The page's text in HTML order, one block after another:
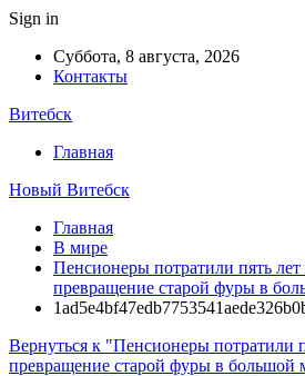
Sign in
Суббота, 8 августа, 2026
Контакты
Витебск
Главная
Новый Витебск
Главная
В мире
Пенсионеры потратили пять
превращение старой фуры в
Вернуться к "Пенсионеры потратили
превращение старой фуры в